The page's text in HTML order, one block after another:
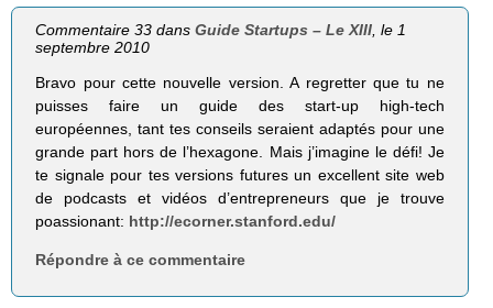
Commentaire 33 dansGuide Startups – Le XIII , le 1
septembre 2010
Bravo pour cette nouvelle version. A regretter que tu ne
puisses faire un guide des start-up high-tech
européennes, tant tes conseils seraient adaptés pour une
grande part hors de l’hexagone. Mais j’imagine le défi! Je
te signale pour tes versions futures un excellent site web
de podcasts et vidéos d’entrepreneurs que je trouve
poassionant: http://ecorner.stanford.edu/
Répondre à ce commentaire